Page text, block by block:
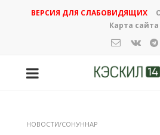
ВЕРСИЯ ДЛЯ СЛАБОВИДЯЩИХ
Карта сайта
НОВОСТИ/СОНУННАР